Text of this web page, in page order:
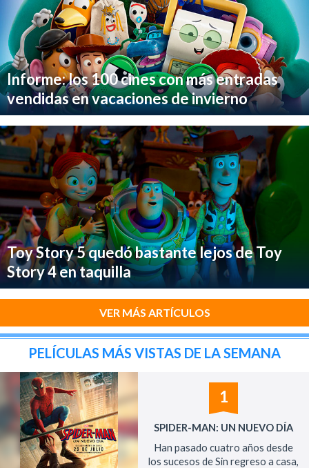
Informe: los 100 cines con más entradas
vendidas en vacaciones de invierno
Toy Story 5 quedó bastante lejos de Toy
Story 4 en taquilla
VER MÁS ARTÍCULOS
PELÍCULAS MÁS VISTAS DE LA SEMANA
1
SPIDER-MAN: UN NUEVO DÍA
Han pasado cuatro años desde
los sucesos de Sin regreso a casa,